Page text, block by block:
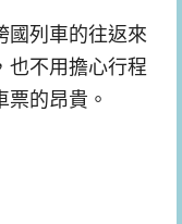
國列車的往返來
也不用擔心行程
的昂貴。